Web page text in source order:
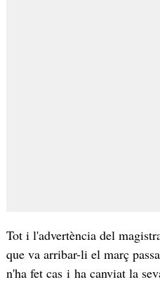
Tot i l'advertència del
que va arribar-li el març
n'ha fet cas i ha canviat la